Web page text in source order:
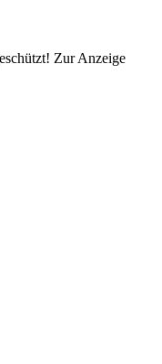
Zur Anzeige